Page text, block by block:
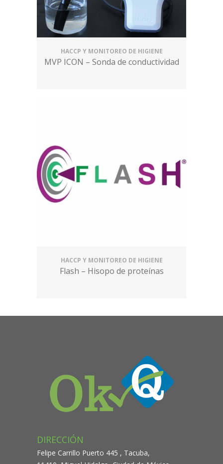
HACCP Y MONITOREO DE HIGIENE
MVP ICON – Sonda de conductividad
HACCP Y MONITOREO DE HIGIENE
Flash – Hisopo de proteínas
DIRECCIÓN
Felipe Carrillo Puerto 445 , Tacuba,